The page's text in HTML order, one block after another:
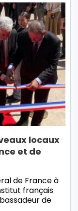
locaux
et de
de France à
français
de